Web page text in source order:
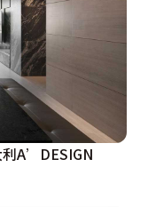
利A’DESIGN